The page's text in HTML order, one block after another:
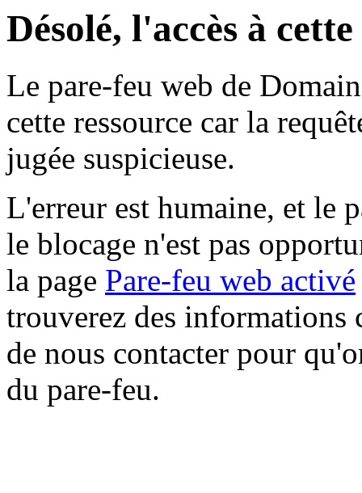
Désolé, l'accès à
Le pare-feu web de
cette ressource car la
jugée suspicieuse.
L'erreur est humaine, et le
le blocage n'est pas
la page Pare-feu web activé
trouverez des informations
de nous contacter pour
du pare-feu.